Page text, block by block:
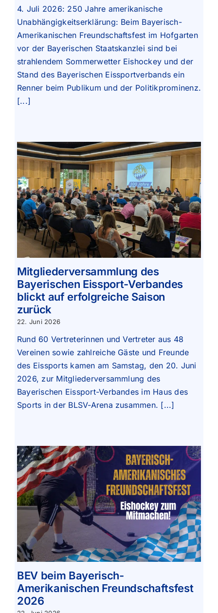
4. Juli 2026: 250 Jahre amerikanische
Unabhängigkeitserklärung: Beim Bayerisch-
Amerikanischen Freundschaftsfest im Hofgarten
vor der Bayerischen Staatskanzlei sind bei
strahlendem Sommerwetter Eishockey und der
Stand des Bayerischen Eissportverbands ein
Renner beim Publikum und der Politikprominenz.
[...]
Mitgliederversammlung des
Bayerischen Eissport-Verbandes
blickt auf erfolgreiche Saison
zurück
22. Juni 2026
Rund 60 Vertreterinnen und Vertreter aus 48
Vereinen sowie zahlreiche Gäste und Freunde
des Eissports kamen am Samstag, den 20. Juni
2026, zur Mitgliederversammlung des
Bayerischen Eissport-Verbandes im Haus des
Sports in der BLSV-Arena zusammen. [...]
BEV beim Bayerisch-
Amerikanischen Freundschaftsfest
2026